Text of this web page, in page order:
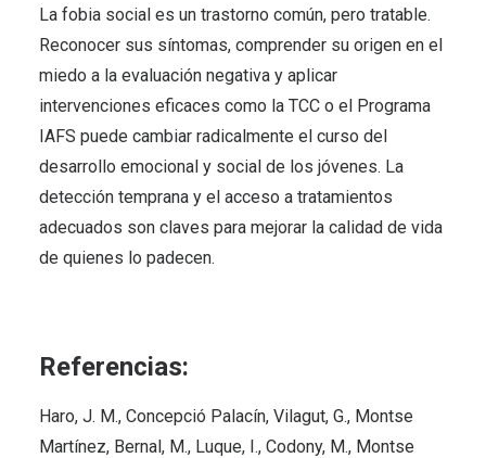
La fobia social es un trastorno común, pero tratable.
Reconocer sus síntomas, comprender su origen en el
miedo a la evaluación negativa y aplicar
intervenciones eficaces como la TCC o el Programa
IAFS puede cambiar radicalmente el curso del
desarrollo emocional y social de los jóvenes. La
detección temprana y el acceso a tratamientos
adecuados son claves para mejorar la calidad de vida
de quienes lo padecen.
Referencias:
Haro, J. M., Concepció Palacín, Vilagut, G., Montse
Martínez, Bernal, M., Luque, I., Codony, M., Montse